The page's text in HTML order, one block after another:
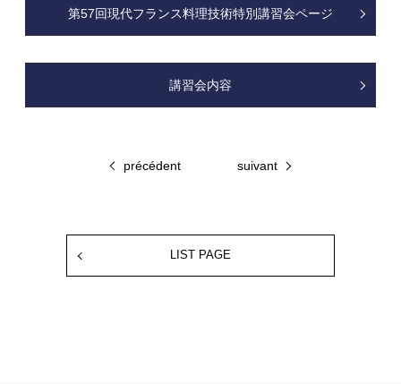
第57回現代フランス料理技術特別講習会ページ
講習会内容
précédent suivant
LIST PAGE